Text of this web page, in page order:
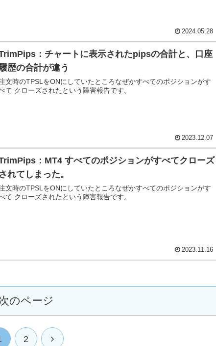
2024.05.28
：チャートに表示されたpipsの合計と、口座
履歴の合計が違う
文時のTPSLをONにしていたところなぜかすべてのポジションがす
て クローズされたという障害報告です。
2023.12.07
：MT4 すべてのポジションがすべてクローズ
されてしまった。
文時のTPSLをONにしていたところなぜかすべてのポジションがす
て クローズされたという障害報告です。
2023.11.16
のページ
2 次